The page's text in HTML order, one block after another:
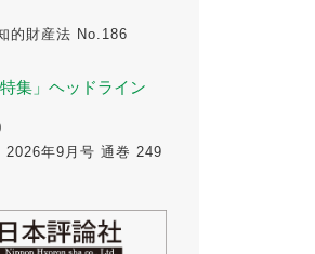
的財産法 No.186
集」ヘッドライン
2026年9月号 通巻 249